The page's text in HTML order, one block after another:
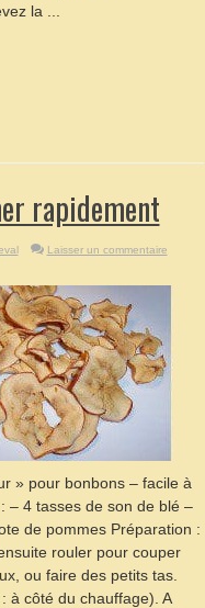
la ...
rapidement
Laisser un commentaire
» pour bonbons – facile à
– 4 tasses de son de blé –
de pommes Préparation :
rouler pour couper
ou faire des petits tas.
à côté du chauffage). A